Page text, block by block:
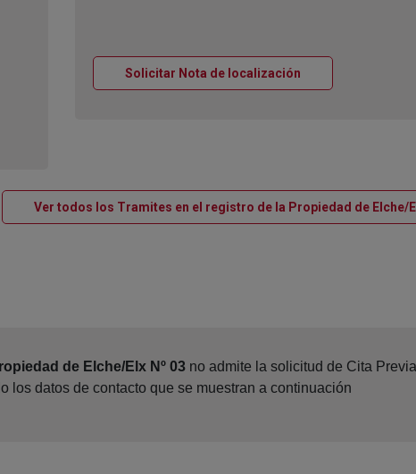
Solicitar Nota de localizaciónVentana nueva
Ver todos los Tramites en el registro de la Propiedad de Elche/
de Elche/Elx Nº 03 no admite la solicitud de Cita
los datos de contacto que se muestran a continuación